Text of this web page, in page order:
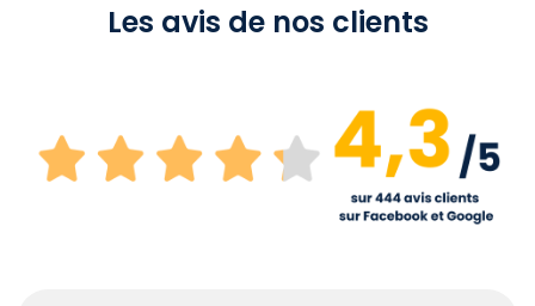
Les avis de nos clients